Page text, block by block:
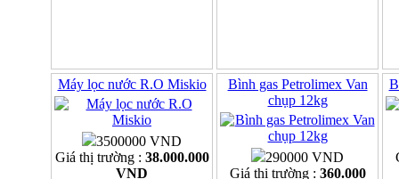
Máy lọc nước R.O Miskio
3500000 VND
Giá thị trường : 38.000.000
VND
Bình gas Petrolimex Van
chụp 12kg
290000 VND
Giá thị trường : 360.000